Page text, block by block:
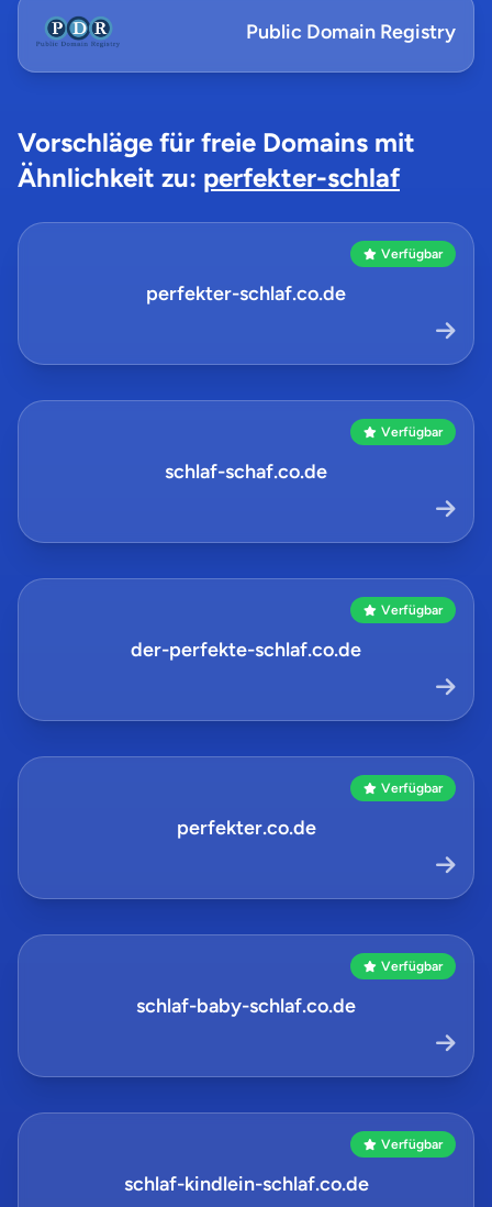
Public Domain Registry
Vorschläge für freie Domains mit
Ähnlichkeit zu: perfekter-schlaf
Verfügbar
perfekter-schlaf.co.de
Verfügbar
schlaf-schaf.co.de
Verfügbar
der-perfekte-schlaf.co.de
Verfügbar
perfekter.co.de
Verfügbar
schlaf-baby-schlaf.co.de
Verfügbar
schlaf-kindlein-schlaf.co.de